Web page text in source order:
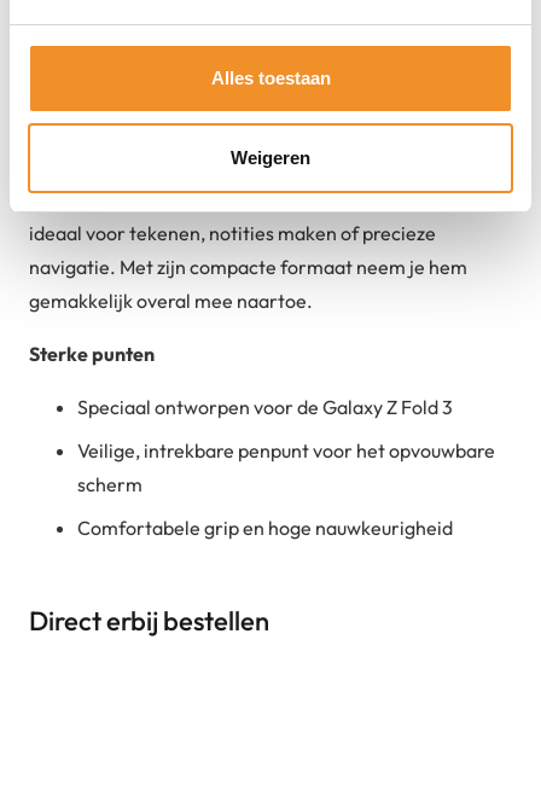
Alles toestaan
Weigeren
De Samsung Galaxy S Pen speciaal voor de Galaxy Z
scherm. Dankzij de zachte en intrekbare penpunt is hij
veilig te gebruiken op het kwetsbare binnenste display
van de Fold 3. De stylus ligt comfortabel in de hand en is
ideaal voor tekenen, notities maken of precieze
navigatie. Met zijn compacte formaat neem je hem
gemakkelijk overal mee naartoe.
Sterke punten
Speciaal ontworpen voor de Galaxy Z Fold 3
Veilige, intrekbare penpunt voor het opvouwbare
scherm
Comfortabele grip en hoge nauwkeurigheid
Direct erbij bestellen